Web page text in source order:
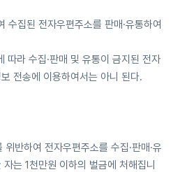
집된 전자우편주소를 판매·유통하여
라 수집·판매 및 유통이 금지된 전자
전송에 이용하여서는 아니 된다.
위반하여 전자우편주소를 수집·판매·유
는 1천만원 이하의 벌금에 처해집니